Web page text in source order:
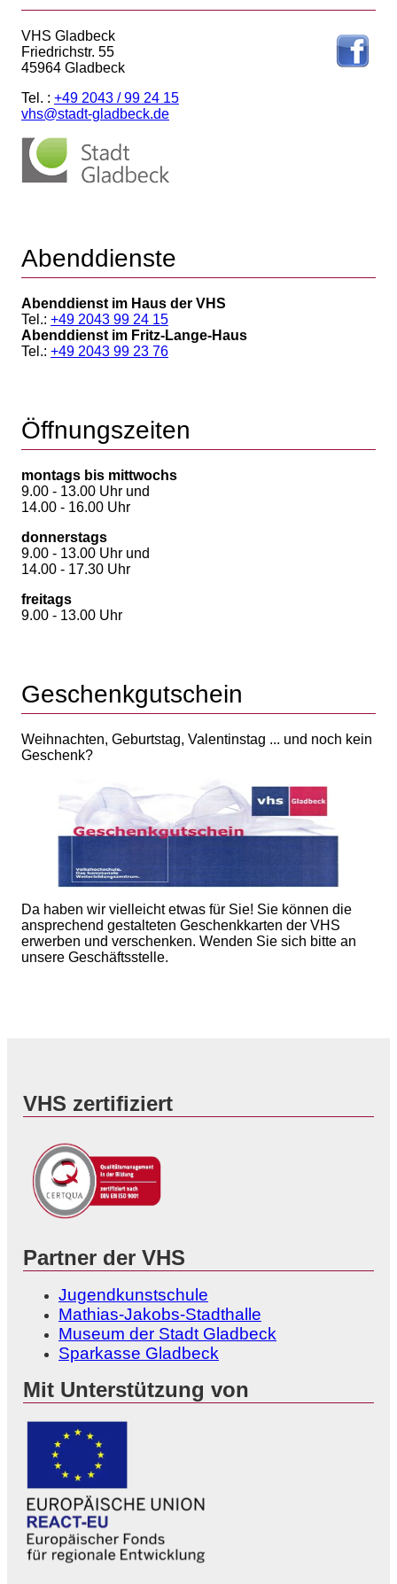
VHS Gladbeck
Friedrichstr. 55
45964 Gladbeck
Tel. : +49 2043 / 99 24 15
vhs@stadt-gladbeck.de
Abenddienste
Abenddienst im Haus der VHS
Tel.: +49 2043 99 24 15
Abenddienst im Fritz-Lange-Haus
Tel.: +49 2043 99 23 76
Öffnungszeiten
montags bis mittwochs
9.00 - 13.00 Uhr und
14.00 - 16.00 Uhr
donnerstags
9.00 - 13.00 Uhr und
14.00 - 17.30 Uhr
freitags
9.00 - 13.00 Uhr
Geschenkgutschein
Weihnachten, Geburtstag, Valentinstag ... und noch kein
Geschenk?
Da haben wir vielleicht etwas für Sie! Sie können die
ansprechend gestalteten Geschenkkarten der VHS
erwerben und verschenken. Wenden Sie sich bitte an
unsere Geschäftsstelle.
VHS zertifiziert
Partner der VHS
Jugendkunstschule
Mathias-Jakobs-Stadthalle
Museum der Stadt Gladbeck
Sparkasse Gladbeck
Mit Unterstützung von